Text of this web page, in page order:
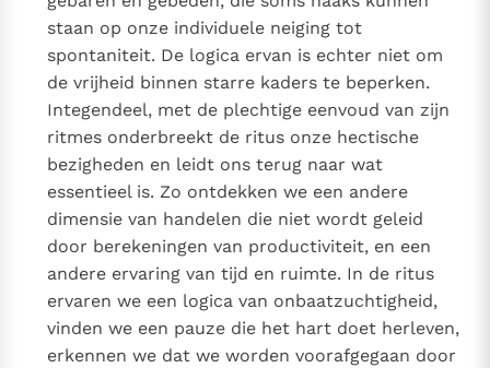
staan op onze individuele neiging tot
spontaniteit. De logica ervan is echter niet om
de vrijheid binnen starre kaders te beperken.
Integendeel, met de plechtige eenvoud van zijn
ritmes onderbreekt de ritus onze hectische
bezigheden en leidt ons terug naar wat
essentieel is. Zo ontdekken we een andere
dimensie van handelen die niet wordt geleid
door berekeningen van productiviteit, en een
andere ervaring van tijd en ruimte. In de ritus
ervaren we een logica van onbaatzuchtigheid,
vinden we een pauze die het hart doet herleven,
erkennen we dat we worden voorafgegaan door